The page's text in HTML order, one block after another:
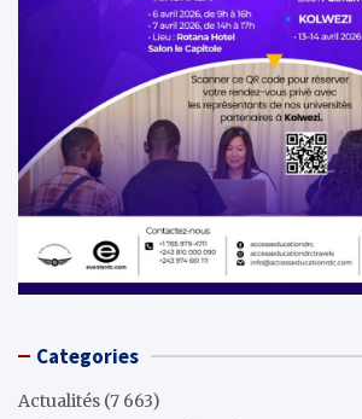
Categories
Actualités (7 663)